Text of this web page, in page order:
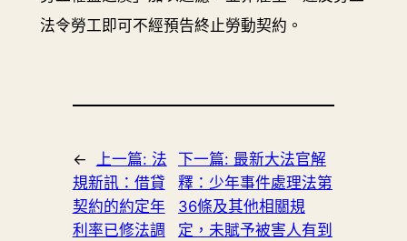
法令勞工即可不經預告終止勞動契約。
← 上一篇: 法
規新訊：借貸
契約的約定年
利率已修法調
下一篇: 最新大法官解
釋：少年事件處理法第
36條及其他相關規
定，未賦予被害人有到